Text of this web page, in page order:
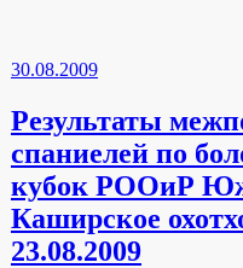
30.08.2009
Результаты
спаниелей по
кубок РООиР
Каширское
23.08.2009